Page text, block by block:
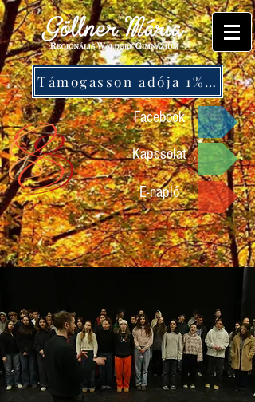
Támogasson adója 1%-ával!
Facebook
Kapcsolat
E-napló